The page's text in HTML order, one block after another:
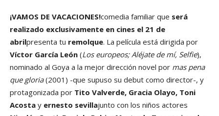
¡VAMOS DE VACACIONES!comedia familiar que será
realizado exclusivamente en cines el 21 de
abrilpresenta tu remolque. La película está dirigida por
Víctor García León (Los europeos; Aléjate de mí, Selfie),
nominado al Goya a la mejor dirección novel por mas pena
que gloria(2001) -que supuso su debut como director-, y
protagonizada por Tito Valverde, Gracia Olayo, Toni
Acosta y ernesto sevillajunto con los niños actores